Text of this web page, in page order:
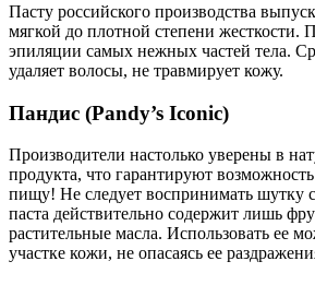
Пасту российского производства
мягкой до плотной степени жесткости.
эпиляции самых нежных частей тела.
удаляет волосы, не травмирует кожу.
Пандис (Pandy’s Iconic)
Производители настолько уверены в
продукта, что гарантируют
пищу! Не следует воспринимать шутку
паста действительно содержит лишь
растительные масла. Использовать ее
участке кожи, не опасаясь ее